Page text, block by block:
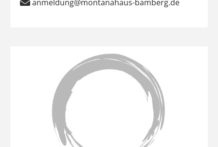
anmeldung@montanahaus-bamberg.de